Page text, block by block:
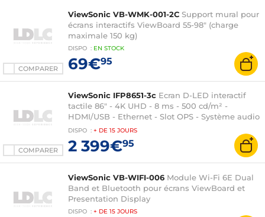
COMPARER
ViewSonic VB-WMK-001-2C Support mural pour
écrans interactifs ViewBoard 55-98" (charge
maximale 150 kg)
DISPO : EN STOCK
69€95
COMPARER
ViewSonic IFP8651-3c Ecran D-LED interactif
tactile 86" - 4K UHD - 8 ms - 500 cd/m² -
HDMI/USB - Ethernet - Slot OPS - Système audio
2.1 - Stylets inclus - Android 14 certifiée EDLA
DISPO : + DE 15 JOURS
2 399€95
ViewSonic VB-WIFI-006 Module Wi-Fi 6E Dual
Band et Bluetooth pour écrans ViewBoard et
Presentation Display
DISPO : + DE 15 JOURS